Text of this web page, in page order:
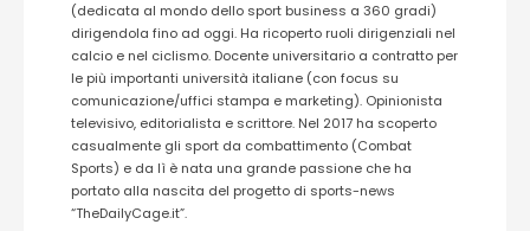
(dedicata al mondo dello sport business a 360 gradi)
dirigendola fino ad oggi. Ha ricoperto ruoli dirigenziali nel
calcio e nel ciclismo. Docente universitario a contratto per
le più importanti università italiane (con focus su
comunicazione/uffici stampa e marketing). Opinionista
televisivo, editorialista e scrittore. Nel 2017 ha scoperto
casualmente gli sport da combattimento (Combat
Sports) e da lì è nata una grande passione che ha
portato alla nascita del progetto di sports-news
“TheDailyCage.it”.